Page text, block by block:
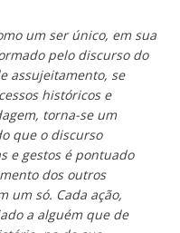
um ser único, em sua
pelo discurso do
assujeitamento, se
históricos e
torna-se um
que o discurso
e gestos é pontuado
dos outros
um só. Cada ação,
a alguém que de